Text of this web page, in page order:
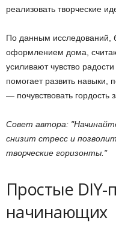
реализовать творческие
По данным
оформлением дома,
усиливают чувство
помогает развить навыки,
— почувствовать гордость
Совет автора:
снизит стресс и
творческие горизонты.
Простые DIY-
начинающих